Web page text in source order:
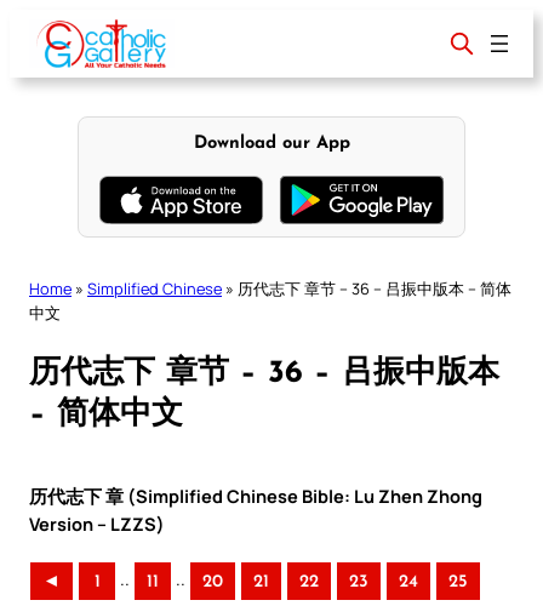
content
Download our App
Home » Simplified Chinese » 历代志下 章节 – 36 – 吕振中版本 – 简体
中文
历代志下 章节 – 36 – 吕振中版本
– 简体中文
历代志下 章 (Simplified Chinese Bible: Lu Zhen Zhong
Version – LZZS)
◄ 1 .. 11 .. 20 21 22 23 24 25